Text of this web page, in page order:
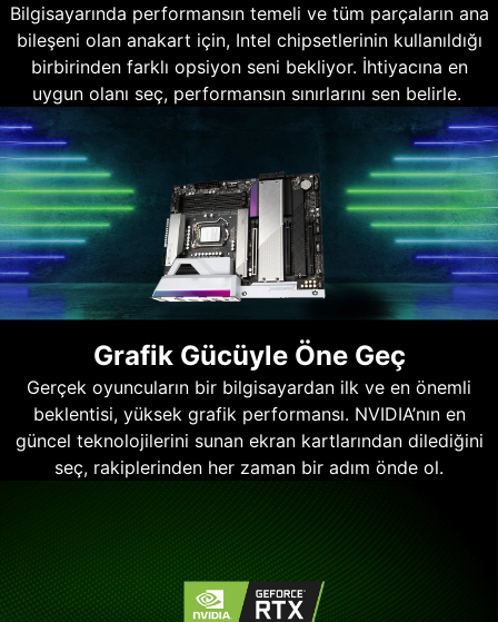
Bilgisayarında performansın temeli ve tüm parçaların ana
bileşeni olan anakart için, Intel chipsetlerinin kullanıldığı
birbirinden farklı opsiyon seni bekliyor. İhtiyacına en
uygun olanı seç, performansın sınırlarını sen belirle.
Grafik Gücüyle Öne Geç
Gerçek oyuncuların bir bilgisayardan ilk ve en önemli
beklentisi, yüksek grafik performansı. NVIDIA’nın en
güncel teknolojilerini sunan ekran kartlarından dilediğini
seç, rakiplerinden her zaman bir adım önde ol.